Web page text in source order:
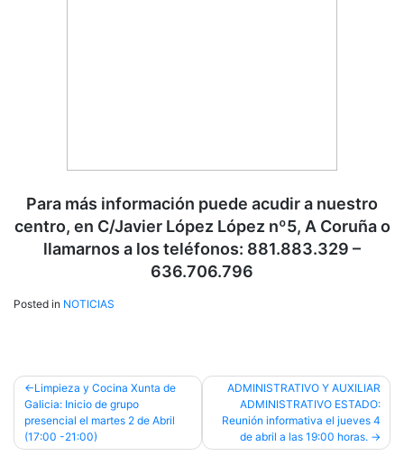
Para más información puede acudir a nuestro
centro, en C/Javier López López nº5, A Coruña o
llamarnos a los teléfonos: 881.883.329 –
636.706.796
Posted in NOTICIAS
Post
navigation
Limpieza y Cocina Xunta de
Galicia: Inicio de grupo
presencial el martes 2 de Abril
(17:00 -21:00)
ADMINISTRATIVO Y AUXILIAR
ADMINISTRATIVO ESTADO:
Reunión informativa el jueves 4
de abril a las 19:00 horas.